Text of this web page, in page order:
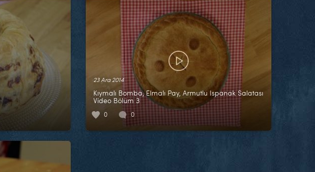
23 Ara 2014
Kıymalı Bomba, Elmalı Pay, Armutlu Ispanak Salatası
Video Bölüm 3
0 0